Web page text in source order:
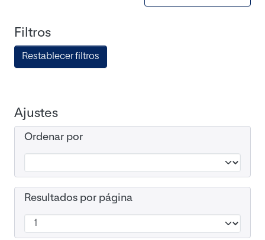
Filtros
Restablecer filtros
Ajustes
Ordenar por
Resultados por página